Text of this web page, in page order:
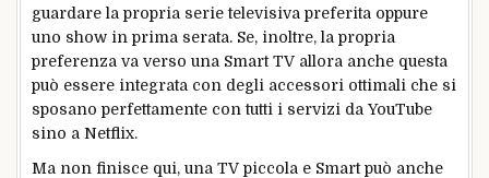
guardare la propria serie televisiva preferita oppure
uno show in prima serata. Se, inoltre, la propria
preferenza va verso una Smart TV allora anche questa
può essere integrata con degli accessori ottimali che si
sposano perfettamente con tutti i servizi da YouTube
sino a Netflix.
Ma non finisce qui, una TV piccola e Smart può anche